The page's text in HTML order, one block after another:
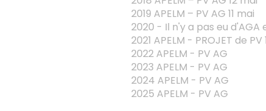
2019 APELM – PV AG 11 mai
2020 - Il n'y a pas eu d'AGA
2021 APELM - PROJET de PV
2022 APELM - PV AG
2023 APELM - PV AG
2024 APELM - PV AG
2025 APELM - PV AG